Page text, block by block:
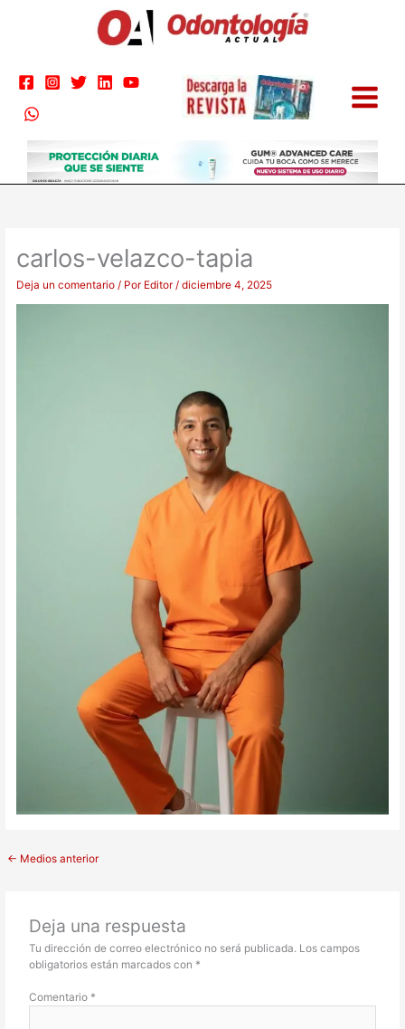
carlos-velazco-tapia
Deja un comentario / Por Editor/diciembre 4, 2025
← Medios anterior
Deja una respuesta
Tu dirección de correo electrónico no será publicada. Los campos
obligatorios están marcados con *
Comentario *